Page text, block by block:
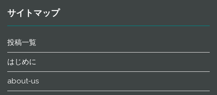
サイトマップ
投稿一覧
はじめに
about-us